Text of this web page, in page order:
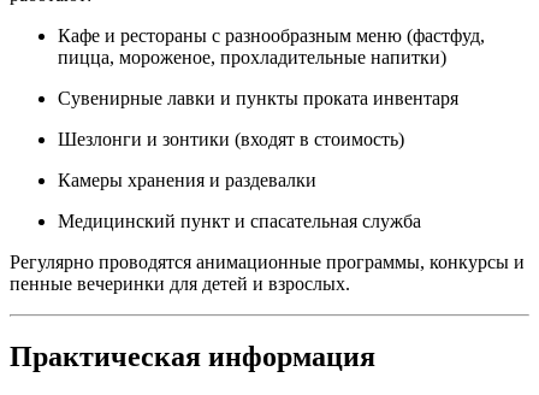
Кафе и рестораны с разнообразным меню (фастфуд,
пицца, мороженое, прохладительные напитки)
Сувенирные лавки и пункты проката инвентаря
Шезлонги и зонтики (входят в стоимость)
Камеры хранения и раздевалки
Медицинский пункт и спасательная служба
Регулярно проводятся анимационные программы, конкурсы и
пенные вечеринки для детей и взрослых.
Практическая информация